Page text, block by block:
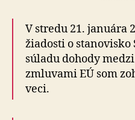
V stredu 21. januára
žiadosti o sta­no­vis­ko
súladu dohody
zmluvami EÚ som
veci.